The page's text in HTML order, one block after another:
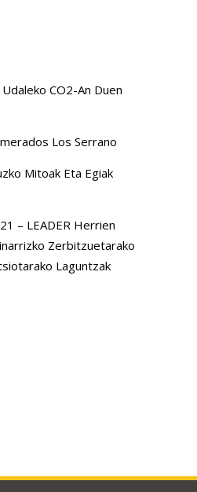
CO2-An Duen
Los Serrano
Mitoak Eta Egiak
– LEADER Herrien
Zerbitzuetarako
Laguntzak